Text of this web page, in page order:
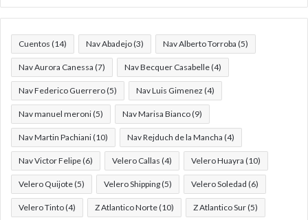
Cuentos (14) Nav Abadejo(3) Nav Alberto Torroba (5)
Nav Aurora Canessa (7) Nav Becquer Casabelle(4)
Nav Federico Guerrero(5) Nav Luis Gimenez (4)
Nav manuel meroni(5) Nav Marisa Bianco(9)
Nav Martin Pachiani(10) Nav Rejduch de la Mancha (4)
Nav Victor Felipe(6) Velero Callas (4) Velero Huayra (10)
Velero Quijote(5) Velero Shipping(5) Velero Soledad (6)
Velero Tinto(4) Z Atlantico Norte(10) Z Atlantico Sur(5)